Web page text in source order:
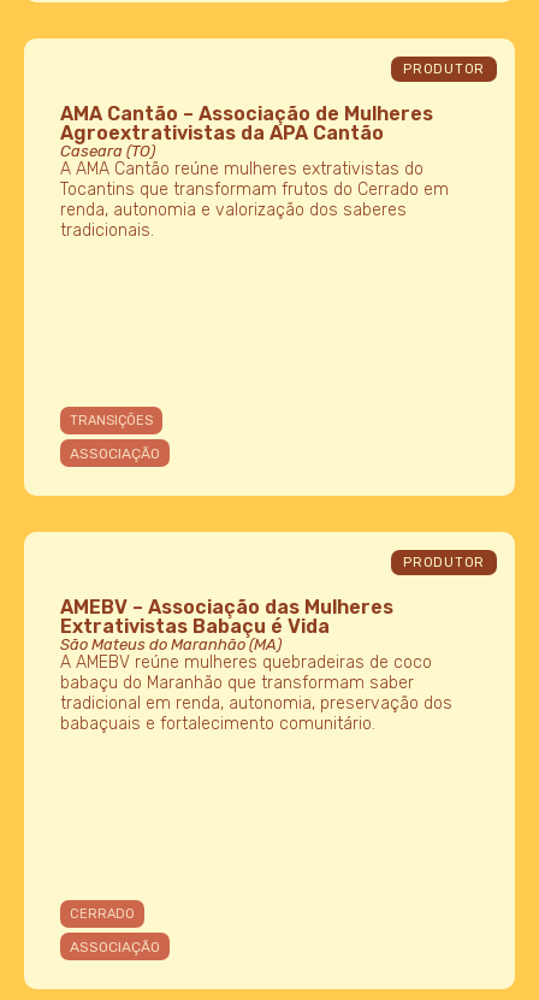
PRODUTOR
AMA Cantão – Associação de Mulheres
Agroextrativistas da APA Cantão
Caseara (TO)
A AMA Cantão reúne mulheres extrativistas do
Tocantins que transformam frutos do Cerrado em
renda, autonomia e valorização dos saberes
tradicionais.
TRANSIÇÕES
ASSOCIAÇÃO
PRODUTOR
AMEBV – Associação das Mulheres
Extrativistas Babaçu é Vida
São Mateus do Maranhão (MA)
A AMEBV reúne mulheres quebradeiras de coco
babaçu do Maranhão que transformam saber
tradicional em renda, autonomia, preservação dos
babaçuais e fortalecimento comunitário.
CERRADO
ASSOCIAÇÃO